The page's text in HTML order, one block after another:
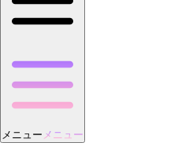
メニュー メニュー